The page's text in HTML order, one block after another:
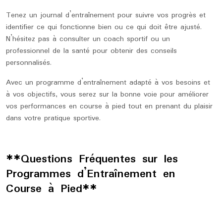
Tenez un journal d’entraînement pour suivre vos progrès et
identifier ce qui fonctionne bien ou ce qui doit être ajusté.
N’hésitez pas à consulter un coach sportif ou un
professionnel de la santé pour obtenir des conseils
personnalisés.
Avec un programme d’entraînement adapté à vos besoins et
à vos objectifs, vous serez sur la bonne voie pour améliorer
vos performances en course à pied tout en prenant du plaisir
dans votre pratique sportive.
**Questions Fréquentes sur les
Programmes d’Entraînement en
Course à Pied**